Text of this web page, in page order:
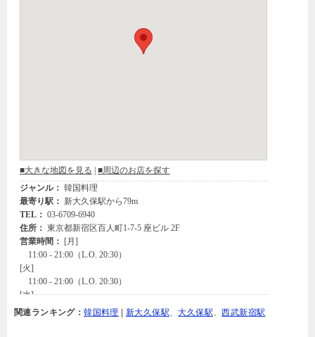
関連ランキング：韓国料理 |新大久保駅、大久保駅、西武新宿駅